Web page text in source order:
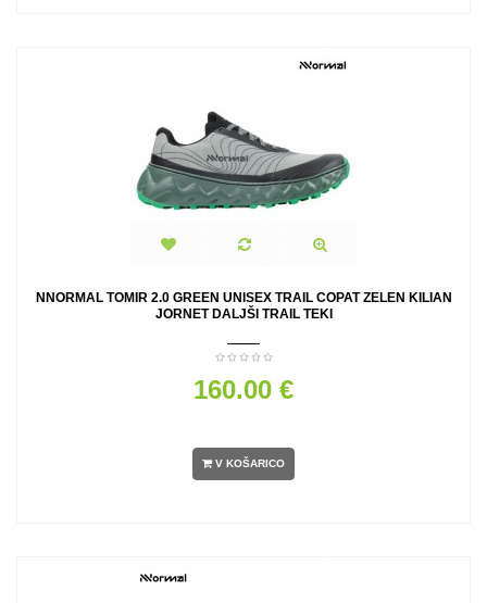
NNORMAL TOMIR 2.0 GREEN UNISEX TRAIL COPAT ZELEN KILIAN
JORNET DALJŠI TRAIL TEKI
160.00 €
V KOŠARICO